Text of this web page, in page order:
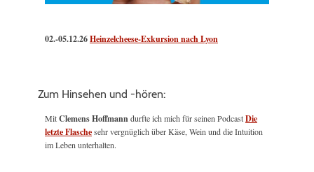
02.-05.12.26Heinzelcheese-Exkursion nach Lyon
Zum Hinsehen und -hören:
MitClemens Hoffmanndurfte ich mich für seinen PodcastDie
letzte Flaschesehr vergnüglich über Käse, Wein und die Intuition
im Leben unterhalten.